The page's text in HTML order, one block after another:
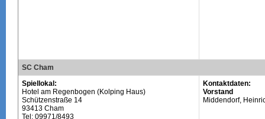
SC Cham
Spiellokal:
Hotel am Regenbogen (Kolping Haus)
Schützenstraße 14
93413 Cham
Tel: 09971/8493
Kontaktdaten:
Vorstand
Middendorf,